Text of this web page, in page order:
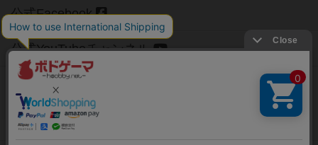
公式Facebook
公式YouTubeチャンネル